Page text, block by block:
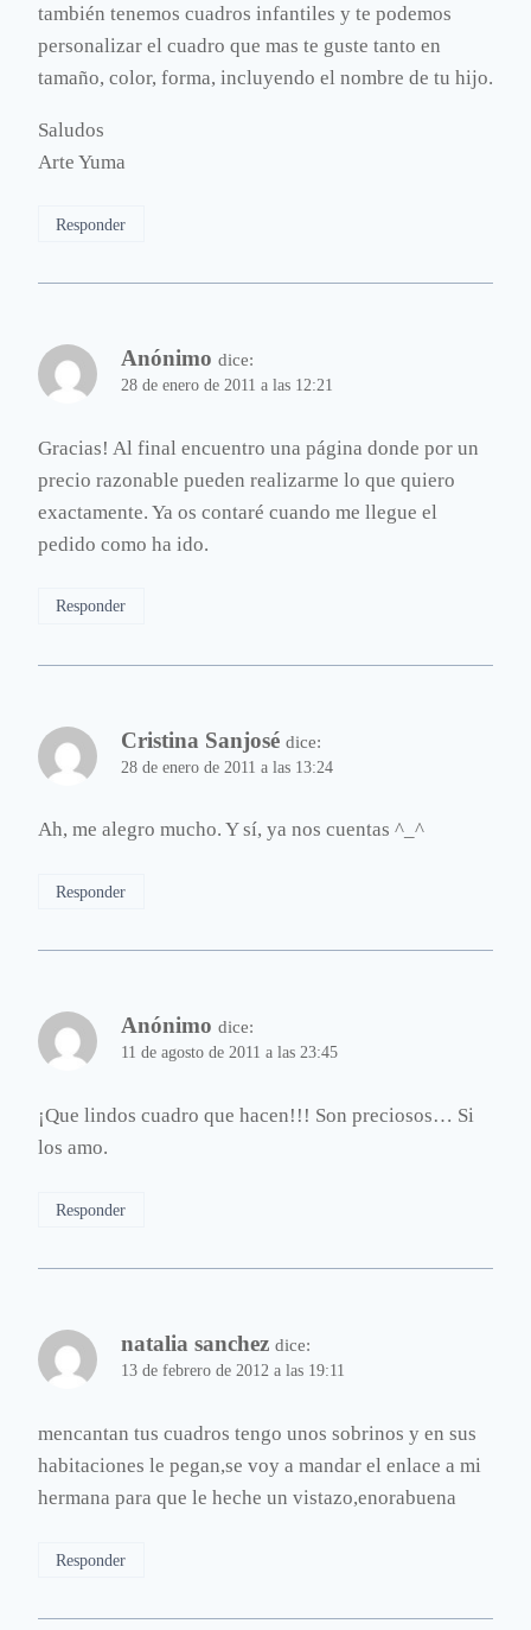
también tenemos cuadros infantiles y te podemos
personalizar el cuadro que mas te guste tanto en
tamaño, color, forma, incluyendo el nombre de tu hijo.
Saludos
Arte Yuma
Responder
Anónimo dice:
28 de enero de 2011 a las 12:21
Gracias! Al final encuentro una página donde por un
precio razonable pueden realizarme lo que quiero
exactamente. Ya os contaré cuando me llegue el
pedido como ha ido.
Responder
Cristina Sanjosé dice:
28 de enero de 2011 a las 13:24
Ah, me alegro mucho. Y sí, ya nos cuentas ^_^
Responder
Anónimo dice:
11 de agosto de 2011 a las 23:45
¡Que lindos cuadro que hacen!!! Son preciosos… Si
los amo.
Responder
natalia sanchez dice:
13 de febrero de 2012 a las 19:11
mencantan tus cuadros tengo unos sobrinos y en sus
habitaciones le pegan,se voy a mandar el enlace a mi
hermana para que le heche un vistazo,enorabuena
Responder